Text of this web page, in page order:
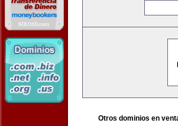
Otros dominios en